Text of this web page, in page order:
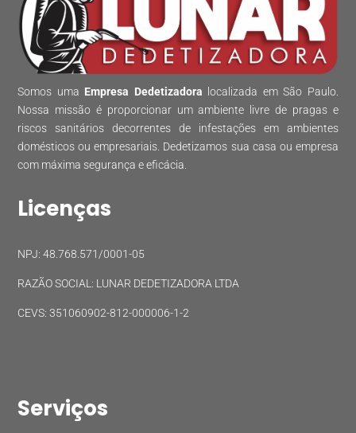
Somos uma Empresa Dedetizadora localizada em São Paulo.
Nossa missão é proporcionar um ambiente livre de pragas e
riscos sanitários decorrentes de infestações em ambientes
domésticos ou empresariais. Dedetizamos sua casa ou empresa
com máxima segurança e eficácia.
Licenças
NPJ: 48.768.571/0001-05
RAZÃO SOCIAL: LUNAR DEDETIZADORA LTDA
CEVS: 351060902-812-000006-1-2
Serviços